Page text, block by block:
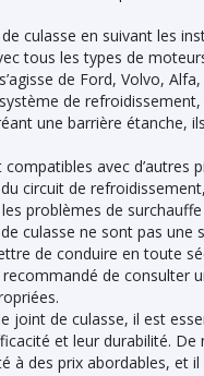
culasse en suivant les
tous les types de
de Ford, Volvo,
de
une barrière étanche,
avec d’autres
circuit de
problèmes de
culasse ne sont pas une
de conduire en toute
de consulter
joint de culasse, il est
et leur durabilité.
des prix abordables, et il